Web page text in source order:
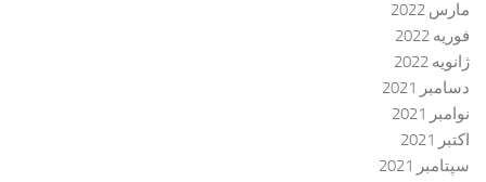
مارس 2022
فوریه 2022
ژانویه 2022
دسامبر 2021
نوامبر 2021
اکتبر 2021
سپتامبر 2021